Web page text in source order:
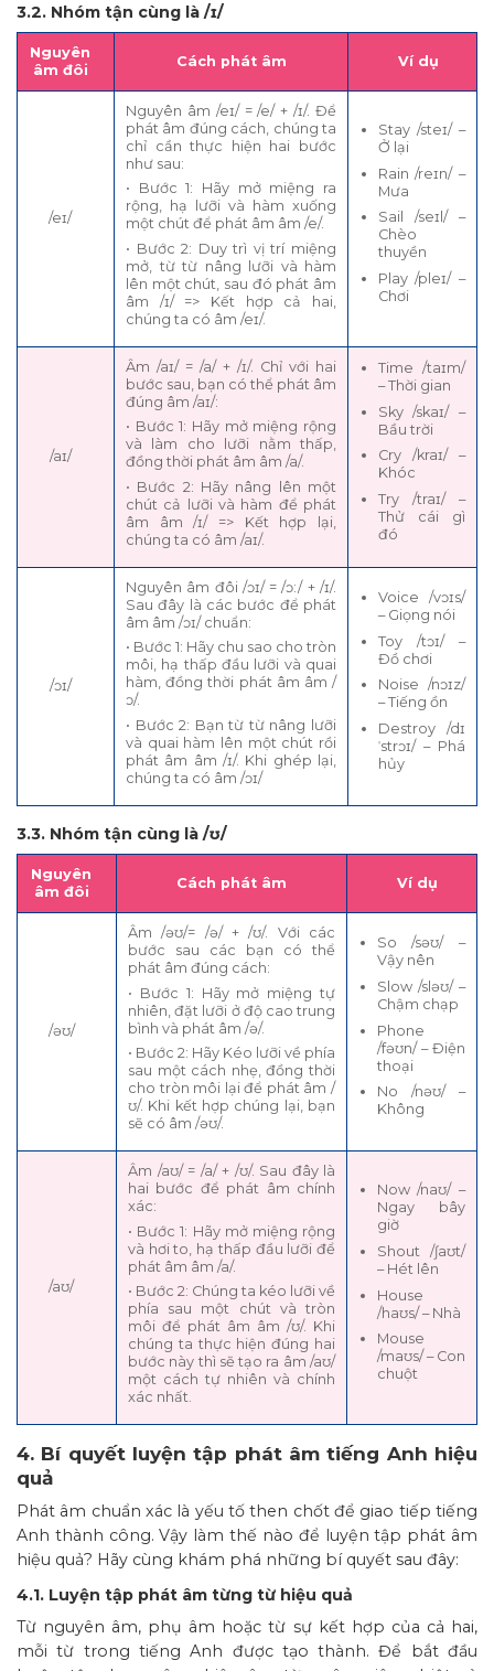
3.2. Nhóm tận cùng là /ɪ/
Nguyên
âm đôi
Cách phát âm Ví dụ
/eɪ/
Nguyên âm /eɪ/ = /e/ + /ɪ/. Để
phát âm đúng cách, chúng ta
chỉ cần thực hiện hai bước
như sau:
• Bước 1: Hãy mở miệng ra
rộng, hạ lưỡi và hàm xuống
một chút để phát âm âm /e/.
• Bước 2: Duy trì vị trí miệng
mở, từ từ nâng lưỡi và hàm
lên một chút, sau đó phát âm
âm /ɪ/ => Kết hợp cả hai,
chúng ta có âm /eɪ/.
Stay /steɪ/ –
Ở lại
Rain /reɪn/ –
Mưa
Sail /seɪl/ –
Chèo
thuyền
Play /pleɪ/ –
Chơi
/aɪ/
Âm /aɪ/ = /a/ + /ɪ/. Chỉ với hai
bước sau, bạn có thể phát âm
đúng âm /aɪ/:
• Bước 1: Hãy mở miệng rộng
và làm cho lưỡi nằm thấp,
đồng thời phát âm âm /a/.
• Bước 2: Hãy nâng lên một
chút cả lưỡi và hàm để phát
âm âm /ɪ/ => Kết hợp lại,
chúng ta có âm /aɪ/.
Time /taɪm/
– Thời gian
Sky /skaɪ/ –
Bầu trời
Cry /kraɪ/ –
Khóc
Try /traɪ/ –
Thử cái gì
đó
/ɔɪ/
Nguyên âm đôi /ɔɪ/ = /ɔ:/ + /ɪ/.
Sau đây là các bước để phát
âm âm /ɔɪ/ chuẩn:
• Bước 1: Hãy chu sao cho tròn
môi, hạ thấp đầu lưỡi và quai
hàm, đồng thời phát âm âm /
ɔ/.
• Bước 2: Bạn từ từ nâng lưỡi
và quai hàm lên một chút rồi
phát âm âm /ɪ/. Khi ghép lại,
chúng ta có âm /ɔɪ/
Voice /vɔɪs/
– Giọng nói
Toy /tɔɪ/ –
Đồ chơi
Noise /nɔɪz/
– Tiếng ồn
Destroy /dɪ
ˈstrɔɪ/ – Phá
hủy
3.3. Nhóm tận cùng là /ʊ/
Nguyên
âm đôi
Cách phát âm Ví dụ
/əʊ/
Âm /əʊ/= /ə/ + /ʊ/. Với các
bước sau các bạn có thể
phát âm đúng cách:
• Bước 1: Hãy mở miệng tự
nhiên, đặt lưỡi ở độ cao trung
bình và phát âm /ə/.
• Bước 2: Hãy Kéo lưỡi về phía
sau một cách nhẹ, đồng thời
cho tròn môi lại để phát âm /
ʊ/. Khi kết hợp chúng lại, bạn
sẽ có âm /əʊ/.
So /səʊ/ –
Vậy nên
Slow /sləʊ/ –
Chậm chạp
Phone
/fəʊn/ – Điện
thoại
No /nəʊ/ –
Không
/aʊ/
Âm /aʊ/ = /a/ + /ʊ/. Sau đây là
hai bước để phát âm chính
xác:
• Bước 1: Hãy mở miệng rộng
và hơi to, hạ thấp đầu lưỡi để
phát âm âm /a/.
• Bước 2: Chúng ta kéo lưỡi về
phía sau một chút và tròn
môi để phát âm âm /ʊ/. Khi
chúng ta thực hiện đúng hai
bước này thì sẽ tạo ra âm /aʊ/
một cách tự nhiên và chính
xác nhất.
Now /naʊ/ –
Ngay bây
giờ
Shout /ʃaʊt/
– Hét lên
House
/haʊs/ – Nhà
Mouse
/maʊs/ – Con
chuột
4. Bí quyết luyện tập phát âm tiếng Anh hiệu
quả
Phát âm chuẩn xác là yếu tố then chốt để giao tiếp tiếng
Anh thành công. Vậy làm thế nào để luyện tập phát âm
hiệu quả? Hãy cùng khám phá những bí quyết sau đây:
4.1. Luyện tập phát âm từng từ hiệu quả
Từ nguyên âm, phụ âm hoặc từ sự kết hợp của cả hai,
mỗi từ trong tiếng Anh được tạo thành. Để bắt đầu